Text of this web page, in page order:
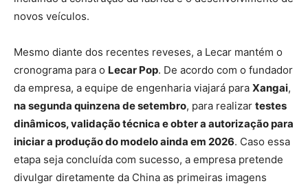
novos veículos.
Mesmo diante dos recentes reveses, a Lecar mantém o
cronograma para o Lecar Pop. De acordo com o fundador
da empresa, a equipe de engenharia viajará para Xangai,
na segunda quinzena de setembro, para realizar testes
dinâmicos, validação técnica e obter a autorização para
iniciar a produção do modelo ainda em 2026. Caso essa
etapa seja concluída com sucesso, a empresa pretende
divulgar diretamente da China as primeiras imagens